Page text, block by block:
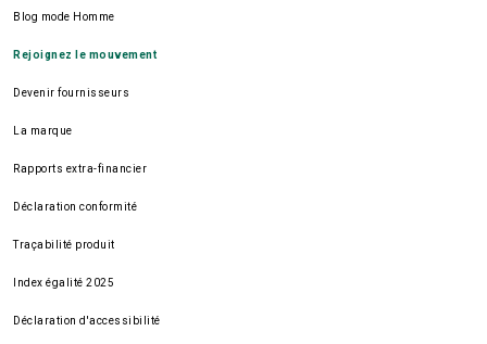
Blog mode Homme
Rejoignez le mouvement
Devenir fournisseurs
La marque
Rapports extra-financier
Déclaration conformité
Traçabilité produit
Index égalité 2025
Déclaration d'accessibilité